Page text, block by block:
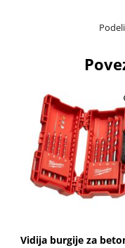
Vidija burgije za